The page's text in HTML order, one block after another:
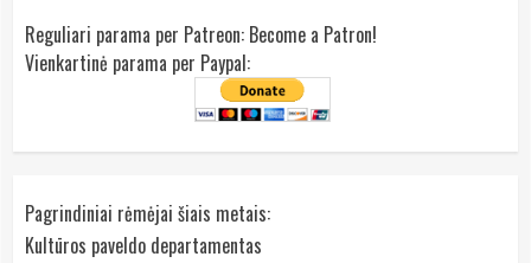
Reguliari parama per Patreon: Become a Patron!
Vienkartinė parama per Paypal:
Pagrindiniai rėmėjai šiais metais:
Kultūros paveldo departamentas